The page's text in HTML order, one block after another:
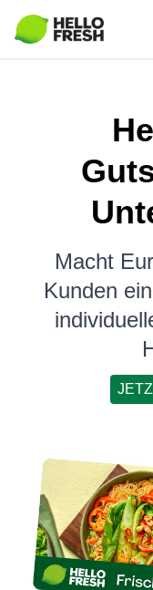
Macht
Kunden